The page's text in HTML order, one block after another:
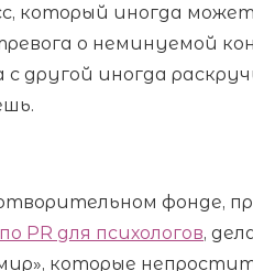
который иногда
о неминуемой
другой иногда
фонде,
PR для психологов,
которые